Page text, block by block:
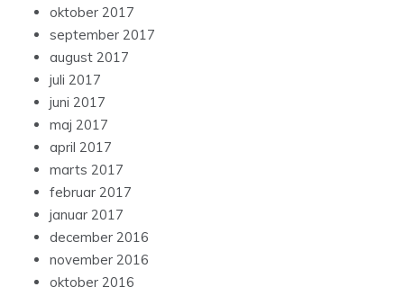
oktober 2017
september 2017
august 2017
juli 2017
juni 2017
maj 2017
april 2017
marts 2017
februar 2017
januar 2017
december 2016
november 2016
oktober 2016